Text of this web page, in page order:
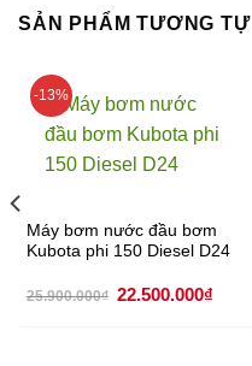
SẢN PHẨM TƯƠNG TỰ
-13%
Máy bơm nước đầu bơm
Kubota phi 150 Diesel D24
25.900.000₫ Giá
gốc
22.500.000₫